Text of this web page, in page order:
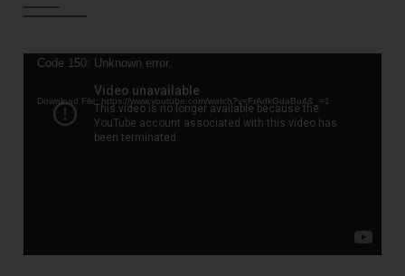
Video
Code 150: Unknown error.
Download File: https://www.youtube.com/watch?v=FrAdkGdaBu4&_=1